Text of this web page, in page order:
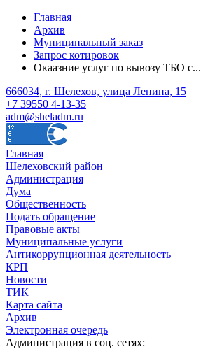
Главная
Архив
Муниципальный заказ
Запрос котировок
Окаазние услуг по вывозу ТБО с...
666034, г. Шелехов, улица Ленина, 15
+7 39550 4-13-35
adm@sheladm.ru
Главная
Шелеховский район
Администрация
Дума
Общественность
Подать обращение
Правовые акты
Муниципальные услуги
Антикоррупционная деятельность
КРП
Новости
ТИК
Карта сайта
Архив
Электронная очередь
Администрация в соц. сетях: